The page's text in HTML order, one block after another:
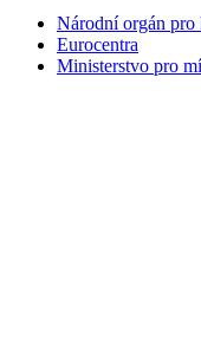
Národní orgán pro
Eurocentra
Ministerstvo pro